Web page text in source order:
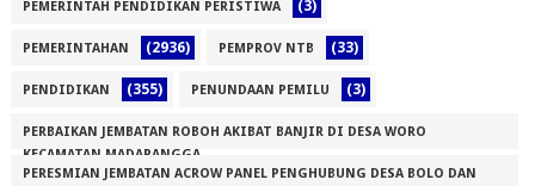
PEMERINTAH PENDIDIKAN PERISTIWA (3)
PEMERINTAHAN (2936) PEMPROV NTB (33)
PENDIDIKAN (355) PENUNDAAN PEMILU (3)
PERBAIKAN JEMBATAN ROBOH AKIBAT BANJIR DI DESA WORO
KECAMATAN MADAPANGGA
(1)PERESMIAN JEMBATAN ACROW PANEL PENGHUBUNG DESA BOLO DAN